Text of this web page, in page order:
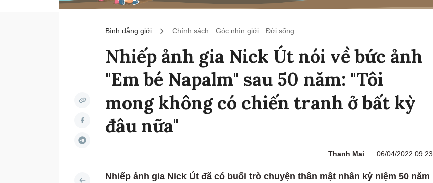
Bình đẳng giới Chính sách Góc nhìn giới Đời sống
Nhiếp ảnh gia Nick Út nói về bức ảnh
"Em bé Napalm" sau 50 năm: "Tôi
mong không có chiến tranh ở bất kỳ
đâu nữa"
Thanh Mai 06/04/2022 09:23
Nhiếp ảnh gia Nick Út đã có buổi trò chuyện thân mật nhân kỷ niệm 50 năm